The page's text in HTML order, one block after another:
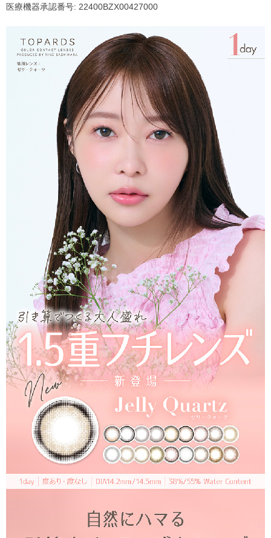
医療機器承認番号: 22400BZX00427000